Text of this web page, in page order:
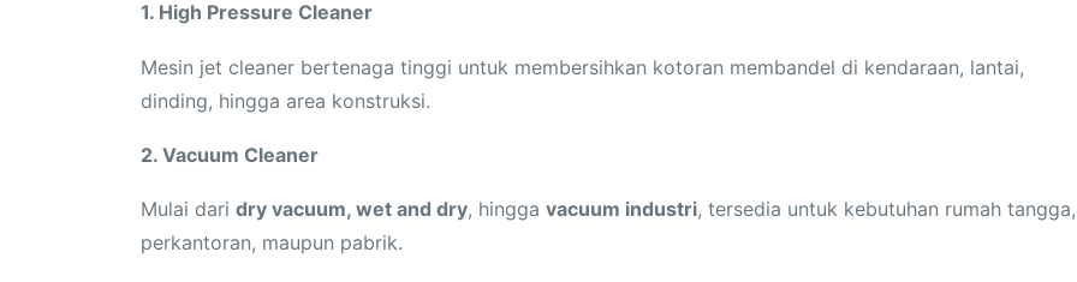
1. High Pressure Cleaner
Mesin jet cleaner bertenaga tinggi untuk membersihkan kotoran membandel di kendaraan, lantai,
dinding, hingga area konstruksi.
2. Vacuum Cleaner
Mulai dari dry vacuum, wet and dry, hingga vacuum industri, tersedia untuk kebutuhan rumah tangga,
perkantoran, maupun pabrik.